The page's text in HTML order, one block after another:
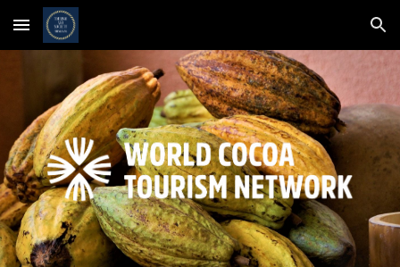
Skip to main content Skip to navigation